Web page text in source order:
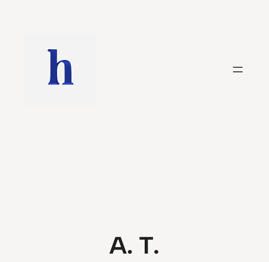
contenido
A. T.